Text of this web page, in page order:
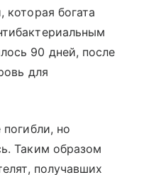
которая богата
90 дней, после
для
но
Таким образом
получавших